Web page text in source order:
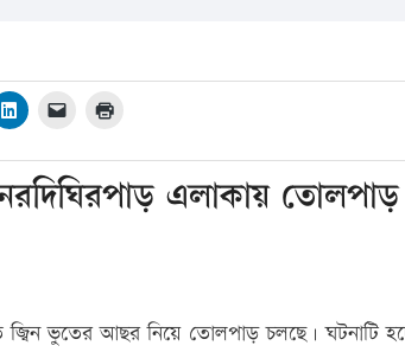
এলাকায় তোলপাড়
জ্বিন ভুতের আছর নিয়ে তোলপাড় চলছে।